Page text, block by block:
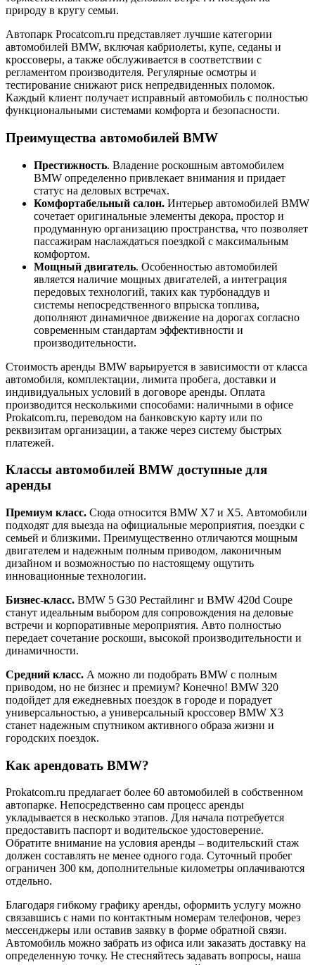
природу в кругу семьи.
Автопарк Procatcom.ru представляет лучшие категории
автомобилей BMW, включая кабриолеты, купе, седаны и
кроссоверы, а также обслуживается в соответствии с
регламентом производителя. Регулярные осмотры и
тестирование снижают риск непредвиденных поломок.
Каждый клиент получает исправный автомобиль с полностью
функциональными системами комфорта и безопасности.
Преимущества автомобилей BMW
Престижность. Владение роскошным автомобилем
BMW определенно привлекает внимания и придает
статус на деловых встречах.
Комфортабельный салон. Интерьер автомобилей BMW
сочетает оригинальные элементы декора, простор и
продуманную организацию пространства, что позволяет
пассажирам наслаждаться поездкой с максимальным
комфортом.
Мощный двигатель. Особенностью автомобилей
является наличие мощных двигателей, а интеграция
передовых технологий, таких как турбонаддув и
системы непосредственного впрыска топлива,
дополняют динамичное движение на дорогах согласно
современным стандартам эффективности и
производительности.
Стоимость аренды BMW варьируется в зависимости от класса
автомобиля, комплектации, лимита пробега, доставки и
индивидуальных условий в договоре аренды. Оплата
производится несколькими способами: наличными в офисе
Prokatcom.ru, переводом на банковскую карту или по
реквизитам организации, а также через систему быстрых
платежей.
Классы автомобилей BMW доступные для
аренды
Премиум класс. Сюда относится BMW X7 и Х5. Автомобили
подходят для выезда на официальные мероприятия, поездки с
семьей и близкими. Преимущественно отличаются мощным
двигателем и надежным полным приводом, лаконичным
дизайном и возможностью по настоящему ощутить
инновационные технологии.
Бизнес-класс. BMW 5 G30 Рестайлинг и BMW 420d Coupe
станут идеальным выбором для сопровождения на деловые
встречи и корпоративные мероприятия. Авто полностью
передает сочетание роскоши, высокой производительности и
динамичности.
Средний класс. А можно ли подобрать BMW с полным
приводом, но не бизнес и премиум? Конечно! BMW 320
подойдет для ежедневных поездок в городе и порадует
универсальностью, а универсальный кроссовер BMW X3
станет надежным спутником активного образа жизни и
городских поездок.
Как арендовать BMW?
Prokatcom.ru предлагает более 60 автомобилей в собственном
автопарке. Непосредственно сам процесс аренды
укладывается в несколько этапов. Для начала потребуется
предоставить паспорт и водительское удостоверение.
Обратите внимание на условия аренды – водительский стаж
должен составлять не менее одного года. Суточный пробег
ограничен 300 км, дополнительные километры оплачиваются
отдельно.
Благодаря гибкому графику аренды, оформить услугу можно
связавшись с нами по контактным номерам телефонов, через
мессенджеры или оставив заявку в форме обратной связи.
Автомобиль можно забрать из офиса или заказать доставку на
определенную точку. Не стесняйтесь задавать вопросы, наша